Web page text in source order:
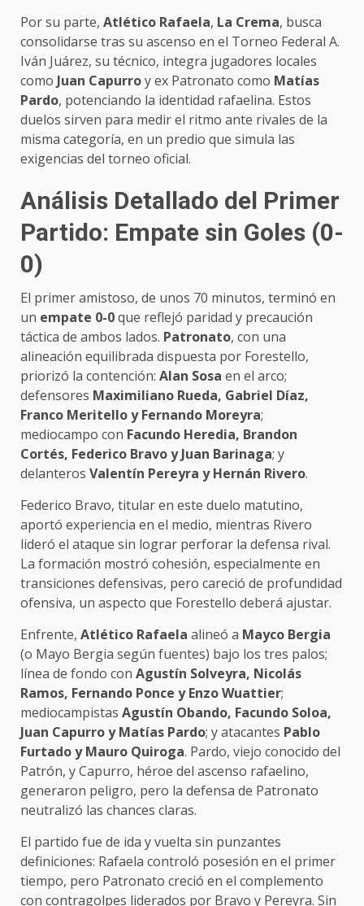
Por su parte, Atlético Rafaela, La Crema, busca
consolidarse tras su ascenso en el Torneo Federal A.
Iván Juárez, su técnico, integra jugadores locales
como Juan Capurroy ex Patronato como Matías
Pardo, potenciando la identidad rafaelina. Estos
duelos sirven para medir el ritmo ante rivales de la
misma categoría, en un predio que simula las
exigencias del torneo oficial.
Análisis Detallado del Primer
Partido: Empate sin Goles (0-
0)
El primer amistoso, de unos 70 minutos, terminó en
un empate 0-0que reflejó paridad y precaución
táctica de ambos lados. Patronato, con una
alineación equilibrada dispuesta por Forestello,
priorizó la contención: Alan Sosa en el arco;
defensores Maximiliano Rueda, Gabriel Díaz,
Franco Meritello y Fernando Moreyra;
mediocampo con Facundo Heredia, Brandon
Cortés, Federico Bravo y Juan Barinaga; y
delanteros Valentín Pereyra y Hernán Rivero.
Federico Bravo, titular en este duelo matutino,
aportó experiencia en el medio, mientras Rivero
lideró el ataque sin lograr perforar la defensa rival.
La formación mostró cohesión, especialmente en
transiciones defensivas, pero careció de profundidad
ofensiva, un aspecto que Forestello deberá ajustar.
Enfrente, Atlético Rafaela alineó a Mayco Bergia
(o Mayo Bergia según fuentes) bajo los tres palos;
línea de fondo con Agustín Solveyra, Nicolás
Ramos, Fernando Ponce y Enzo Wuattier;
mediocampistas Agustín Obando, Facundo Soloa,
Juan Capurro y Matías Pardo; y atacantes Pablo
Furtado y Mauro Quiroga. Pardo, viejo conocido del
Patrón, y Capurro, héroe del ascenso rafaelino,
generaron peligro, pero la defensa de Patronato
neutralizó las chances claras.
El partido fue de ida y vuelta sin punzantes
definiciones: Rafaela controló posesión en el primer
tiempo, pero Patronato creció en el complemento
con contragolpes liderados por Bravo y Pereyra. Sin